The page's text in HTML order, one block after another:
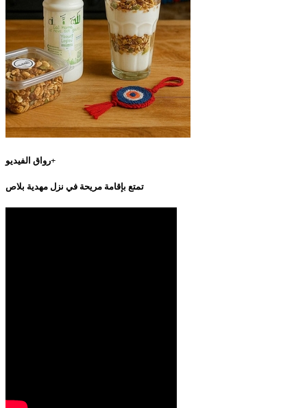
رواق الفيديو+
تمتع بإقامة مريحة في نزل مهدية بلاص